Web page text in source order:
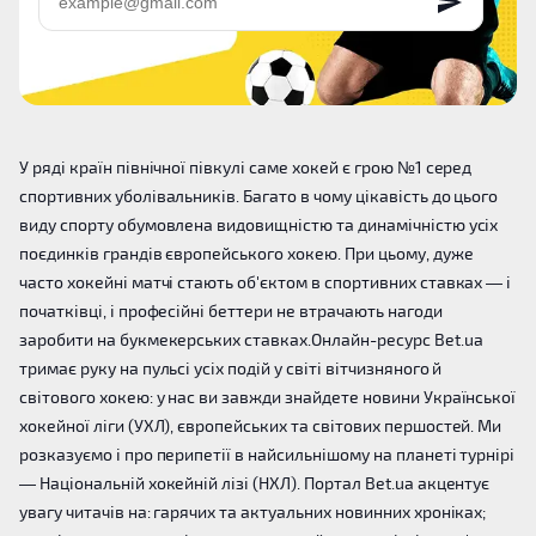
У ряді країн північної півкулі саме хокей є грою №1 серед
спортивних уболівальників. Багато в чому цікавість до цього
виду спорту обумовлена видовищністю та динамічністю усіх
поєдинків грандів європейського хокею. При цьому, дуже
часто хокейні матчі стають об'єктом в спортивних ставках — і
початківці, і професійні беттери не втрачають нагоди
заробити на букмекерських ставках.Онлайн-ресурс Bet.ua
тримає руку на пульсі усіх подій у світі вітчизняного й
світового хокею: у нас ви завжди знайдете новини Української
хокейної ліги (УХЛ), європейських та світових першостей. Ми
розказуємо і про перипетії в найсильнішому на планеті турнірі
— Національній хокейній лізі (НХЛ). Портал Bet.ua акцентує
увагу читачів на: гарячих та актуальних новинних хроніках;